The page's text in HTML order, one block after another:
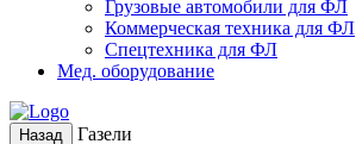
Грузовые автомобили для ФЛ
Коммерческая техника для ФЛ
Спецтехника для ФЛ
Мед. оборудование
Назад Газели